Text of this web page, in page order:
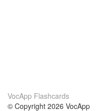
VocApp Flashcards
© Copyright 2026 VocApp